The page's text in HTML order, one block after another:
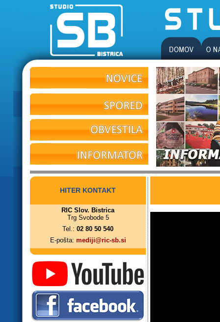
HITER KONTAKT
RIC Slov. Bistrica
Trg Svobode 5
Tel.: 02 80 50 540
E-pošta: mediji@ric-sb.si